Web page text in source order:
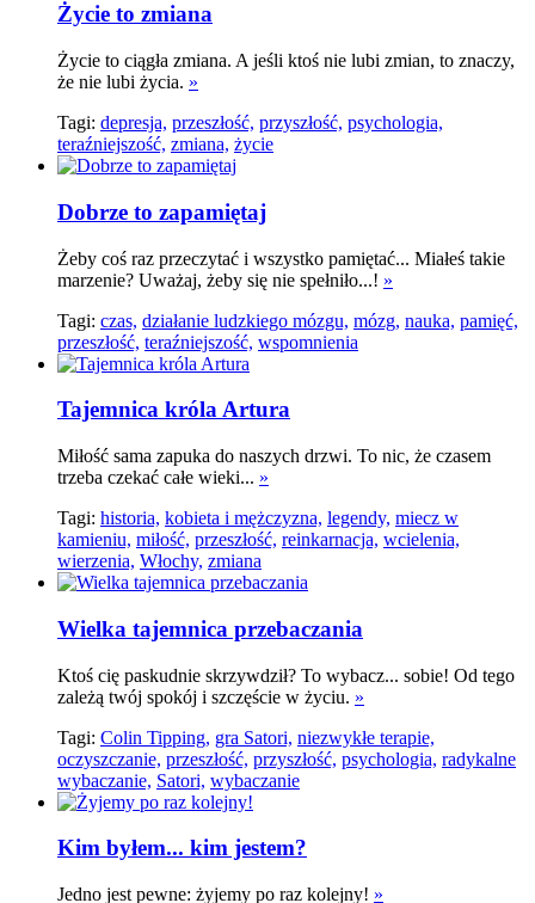
Życie to zmiana
Życie to ciągła zmiana. A jeśli ktoś nie lubi zmian, to znaczy,
że nie lubi życia. »
Tagi: depresja, przeszłość, przyszłość, psychologia,
teraźniejszość, zmiana, życie
Dobrze to zapamiętaj
Żeby coś raz przeczytać i wszystko pamiętać... Miałeś takie
marzenie? Uważaj, żeby się nie spełniło...! »
Tagi: czas, działanie ludzkiego mózgu, mózg, nauka, pamięć,
przeszłość, teraźniejszość, wspomnienia
Tajemnica króla Artura
Miłość sama zapuka do naszych drzwi. To nic, że czasem
trzeba czekać całe wieki... »
Tagi: historia, kobieta i mężczyzna, legendy, miecz w
kamieniu, miłość, przeszłość, reinkarnacja, wcielenia,
wierzenia, Włochy, zmiana
Wielka tajemnica przebaczania
Ktoś cię paskudnie skrzywdził? To wybacz... sobie! Od tego
zależą twój spokój i szczęście w życiu. »
Tagi: Colin Tipping, gra Satori, niezwykłe terapie,
oczyszczanie, przeszłość, przyszłość, psychologia, radykalne
wybaczanie, Satori, wybaczanie
Kim byłem... kim jestem?
Jedno jest pewne: żyjemy po raz kolejny! »